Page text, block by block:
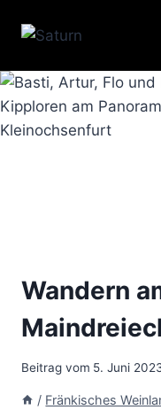
Inhalt
Wandern
Beitrag vom 5. Juni
/ Fränkisches